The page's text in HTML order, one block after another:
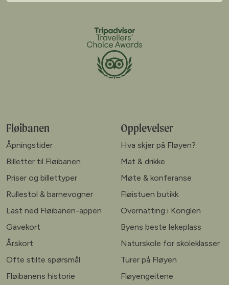
Fløibanen
Åpningstider
Billetter til Fløibanen
Priser og billettyper
Rullestol & barnevogner
Last ned Fløibanen-appen
Gavekort
Årskort
Ofte stilte spørsmål
Fløibanens historie
Opplevelser
Hva skjer på Fløyen?
Mat & drikke
Møte & konferanse
Fløistuen butikk
Overnatting i Konglen
Byens beste lekeplass
Naturskole for skoleklasser
Turer på Fløyen
Fløyengeitene